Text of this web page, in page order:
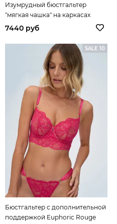
Изумрудный бюстгальтер
"мягкая чашка" на каркасах
Chiara Gold
7440 руб
SALE 10
Бюстгальтер с дополнительной
поддержкой Euphoric Rouge